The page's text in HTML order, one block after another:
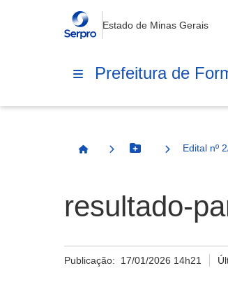
Estado de Minas Gerais
Prefeitura de
Página InicialBotão Menu
Edital nº
resultado-
Publicação: 17/01/2026 14h21